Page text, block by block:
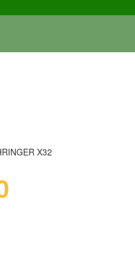
X32